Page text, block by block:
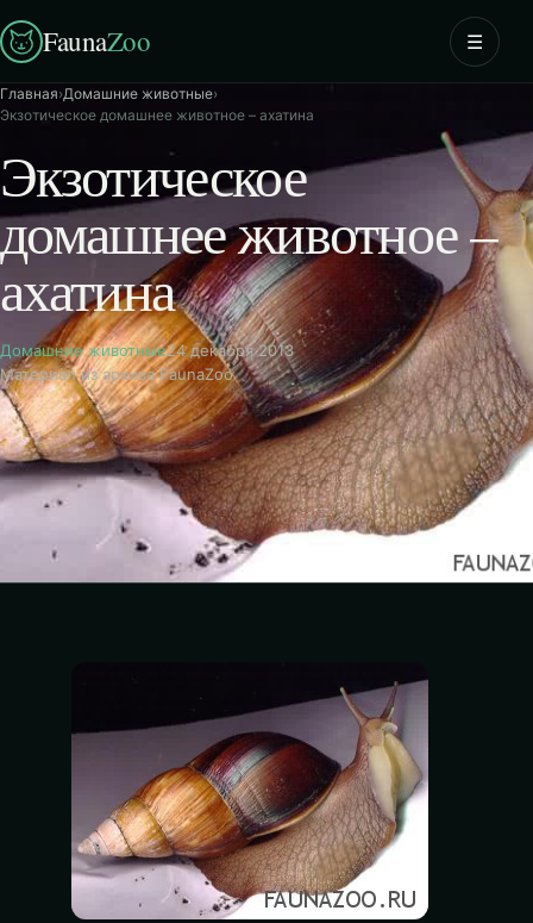
FaunaZoo ☰
Главная›Домашние животные›
Экзотическое домашнее животное – ахатина
Экзотическое
домашнее животное –
ахатина
Домашние животные24 декабря 2013
Материал из архива FaunaZoo